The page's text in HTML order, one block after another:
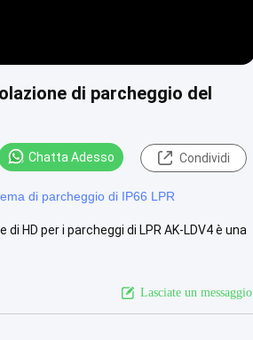
di parcheggio del
Chatta Adesso Condividi
di parcheggio di IP66 LPR
per i parcheggi di LPR AK-LDV4 è una
Lasciate un messaggio.